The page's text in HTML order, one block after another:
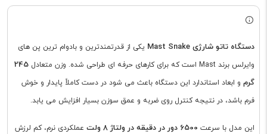
دستگاه تاتو شارژی Mast Snake
یکی از قدرتمندترین و بادوام ترین پن های
وایرلس برند Mast است که برای کارهای حرفه ای طراحی شده. وزن متعادل
245
گرم و ابعاد استاندارد این دستگاه باعث می شود در دست کاملاً پایدار و خوش
فرم باشد، در نتیجه کنترل روی ضربه و عمق سوزن بسیار افزایش می یابد.
این مدل با سرعت 6500 دور در دقیقه در ولتاژ 8 ولت
عملکردی نرم، کم لرزش